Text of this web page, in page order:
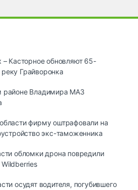
– Касторное обновляют 65-
Грайворонка
районе Владимира МАЗ
фирму оштрафовали на
экс-таможенника
обломки дрона повредили
осудят водителя, погубившего